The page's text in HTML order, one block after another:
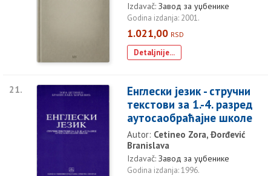
Izdavač: Завод за уџбенике
Godina izdanja: 2001.
1.021,00 RSD
Detaljnije...
21.
Енглески језик - стручни
текстови за 1.-4. разред
аутосаобраћајне школе
Autor: Cetineo Zora, Đorđević
Branislava
Izdavač: Завод за уџбенике
Godina izdanja: 1996.